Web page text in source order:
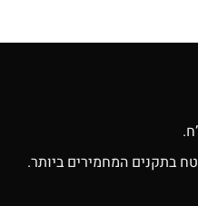
בתקנים המחמירים ביותר.